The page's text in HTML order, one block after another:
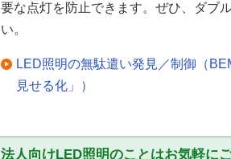
要な点灯を防止できます。ぜひ、ダブ
い。
LED照明の無駄遣い発見／制御（
見せる化」）
法人向けLED照明のことはお気軽に